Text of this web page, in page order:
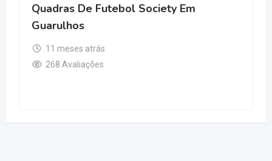
Quadras De Futebol Society Em
Guarulhos
11 meses atrás
268 Avaliações